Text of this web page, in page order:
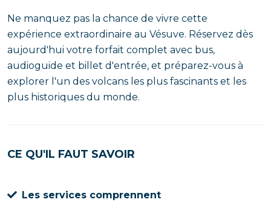
Ne manquez pas la chance de vivre cette
expérience extraordinaire au Vésuve. Réservez dès
aujourd'hui votre forfait complet avec bus,
audioguide et billet d'entrée, et préparez-vous à
explorer l'un des volcans les plus fascinants et les
plus historiques du monde.
CE QU'IL FAUT SAVOIR
Les services comprennent